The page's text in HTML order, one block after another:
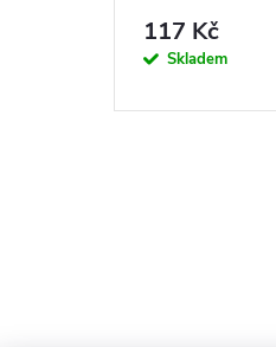
117 Kč
Skladem